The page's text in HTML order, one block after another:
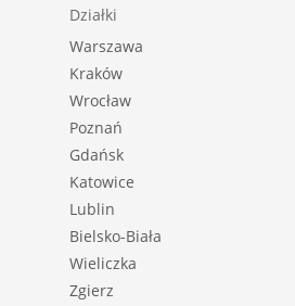
Działki
Warszawa
Kraków
Wrocław
Poznań
Gdańsk
Katowice
Lublin
Bielsko-Biała
Wieliczka
Zgierz